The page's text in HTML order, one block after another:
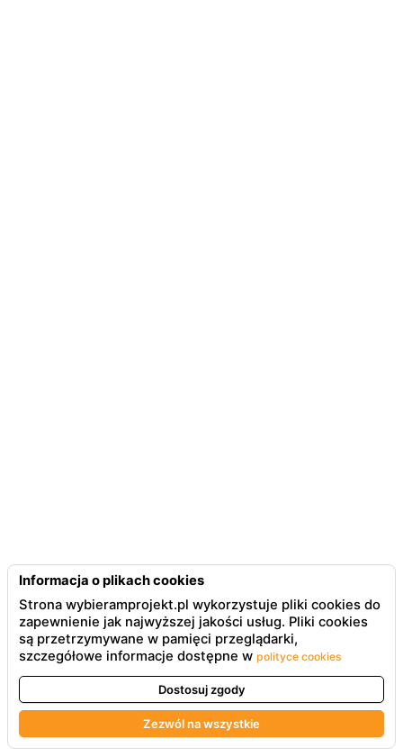
Informacja o plikach cookies
Strona wybieramprojekt.pl wykorzystuje pliki cookies do
zapewnienie jak najwyższej jakości usług. Pliki cookies
są przetrzymywane w pamięci przeglądarki,
szczegółowe informacje dostępne w polityce cookies
Dostosuj zgody
Zezwól na wszystkie